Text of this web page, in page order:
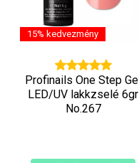
15% kedvezmény
Profinails One Step Gel
LED/UV lakkzselé 6gr
No.267